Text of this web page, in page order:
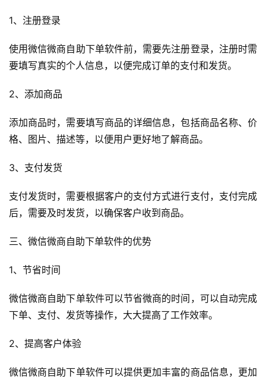
1、注册登录
使用微信微商自助下单软件前，需要先注册登录，注册时需
要填写真实的个人信息，以便完成订单的支付和发货。
2、添加商品
添加商品时，需要填写商品的详细信息，包括商品名称、价
格、图片、描述等，以便用户更好地了解商品。
3、支付发货
支付发货时，需要根据客户的支付方式进行支付，支付完成
后，需要及时发货，以确保客户收到商品。
三、微信微商自助下单软件的优势
1、节省时间
微信微商自助下单软件可以节省微商的时间，可以自动完成
下单、支付、发货等操作，大大提高了工作效率。
2、提高客户体验
微信微商自助下单软件可以提供更加丰富的商品信息，更加